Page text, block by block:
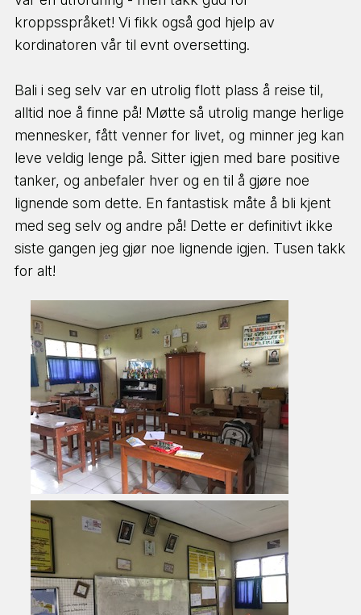
kroppsspråket! Vi fikk også god hjelp av
kordinatoren vår til evnt oversetting.
Bali i seg selv var en utrolig flott plass å reise til,
alltid noe å finne på! Møtte så utrolig mange herlige
mennesker, fått venner for livet, og minner jeg kan
leve veldig lenge på. Sitter igjen med bare positive
tanker, og anbefaler hver og en til å gjøre noe
lignende som dette. En fantastisk måte å bli kjent
med seg selv og andre på! Dette er definitivt ikke
siste gangen jeg gjør noe lignende igjen. Tusen takk
for alt!